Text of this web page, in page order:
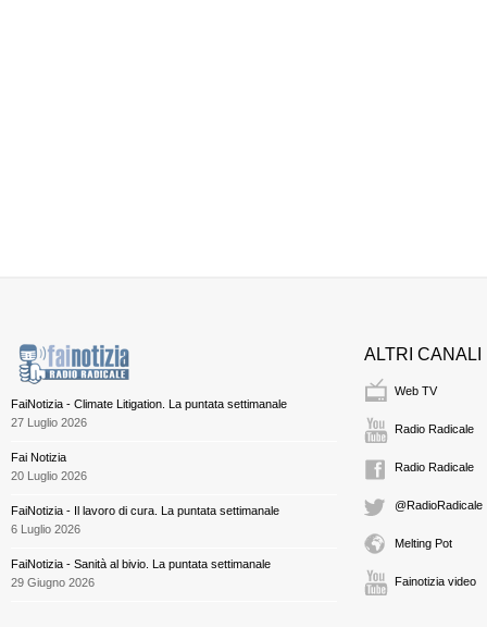
FaiNotizia - Climate Litigation. La puntata settimanale
27 Luglio 2026
Fai Notizia
20 Luglio 2026
FaiNotizia - Il lavoro di cura. La puntata settimanale
6 Luglio 2026
FaiNotizia - Sanità al bivio. La puntata settimanale
29 Giugno 2026
ALTRI CANALI
Web TV
Radio Radicale
Radio Radicale
@RadioRadicale
Melting Pot
Fainotizia video